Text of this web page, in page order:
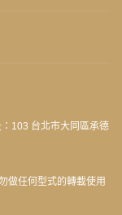
103 台北市大同區承德
做任何型式的轉載使用